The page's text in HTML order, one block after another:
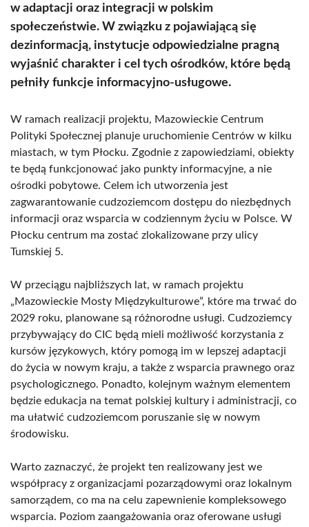
w adaptacji oraz integracji w polskim
społeczeństwie. W związku z pojawiającą się
dezinformacją, instytucje odpowiedzialne pragną
wyjaśnić charakter i cel tych ośrodków, które będą
pełniły funkcje informacyjno-usługowe.
W ramach realizacji projektu, Mazowieckie Centrum
Polityki Społecznej planuje uruchomienie Centrów w kilku
miastach, w tym Płocku. Zgodnie z zapowiedziami, obiekty
te będą funkcjonować jako punkty informacyjne, a nie
ośrodki pobytowe. Celem ich utworzenia jest
zagwarantowanie cudzoziemcom dostępu do niezbędnych
informacji oraz wsparcia w codziennym życiu w Polsce. W
Płocku centrum ma zostać zlokalizowane przy ulicy
Tumskiej 5.
W przeciągu najbliższych lat, w ramach projektu
„Mazowieckie Mosty Międzykulturowe”, które ma trwać do
2029 roku, planowane są różnorodne usługi. Cudzoziemcy
przybywający do CIC będą mieli możliwość korzystania z
kursów językowych, który pomogą im w lepszej adaptacji
do życia w nowym kraju, a także z wsparcia prawnego oraz
psychologicznego. Ponadto, kolejnym ważnym elementem
będzie edukacja na temat polskiej kultury i administracji, co
ma ułatwić cudzoziemcom poruszanie się w nowym
środowisku.
Warto zaznaczyć, że projekt ten realizowany jest we
współpracy z organizacjami pozarządowymi oraz lokalnym
samorządem, co ma na celu zapewnienie kompleksowego
wsparcia. Poziom zaangażowania oraz oferowane usługi